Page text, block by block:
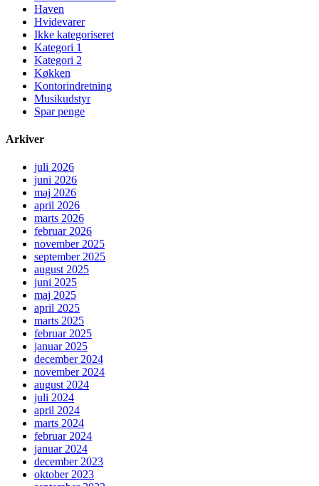
Haven
Hvidevarer
Ikke kategoriseret
Kategori 1
Kategori 2
Køkken
Kontorindretning
Musikudstyr
Spar penge
Arkiver
juli 2026
juni 2026
maj 2026
april 2026
marts 2026
februar 2026
november 2025
september 2025
august 2025
juni 2025
maj 2025
april 2025
marts 2025
februar 2025
januar 2025
december 2024
november 2024
august 2024
juli 2024
april 2024
marts 2024
februar 2024
januar 2024
december 2023
oktober 2023